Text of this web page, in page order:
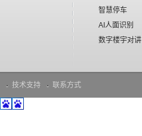
智慧停车
AI人面识别
数字楼宇对讲
技术支持 联系方式